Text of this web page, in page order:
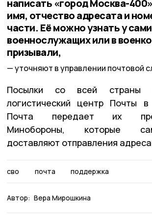
написать «город Москва-
имя, отчество адресата и
части. Её можно узнать у
военнослужащих или в
призывали,
уточняют в управлении почтовой
Посылки со всей страны
логистический центр Почты
Почта передает их
Минобороны, которые
доставляют отправления
сво почта поддержка
Автор: Вера Мирошкина